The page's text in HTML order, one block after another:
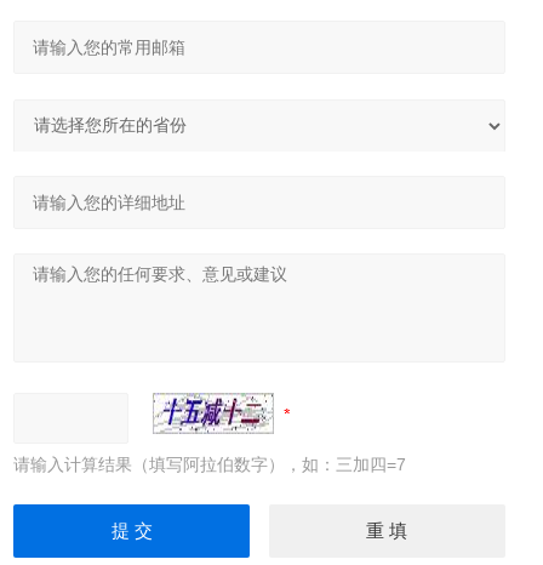
请输入计算结果（填写阿拉伯数字），如：三加四=7